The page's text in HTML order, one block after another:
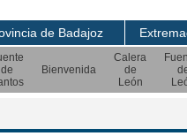
de Badajoz
de
Bienvenida
Calera
de
León